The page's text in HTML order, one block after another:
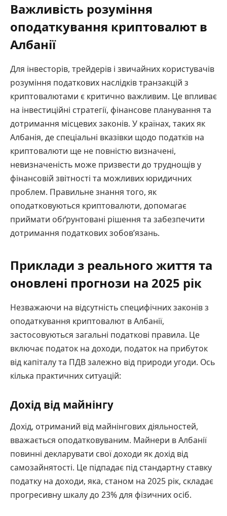
Важливість розуміння
оподаткування криптовалют в
Албанії
Для інвесторів, трейдерів і звичайних користувачів
розуміння податкових наслідків транзакцій з
криптовалютами є критично важливим. Це впливає
на інвестиційні стратегії, фінансове планування та
дотримання місцевих законів. У країнах, таких як
Албанія, де спеціальні вказівки щодо податків на
криптовалюти ще не повністю визначені,
невизначеність може призвести до труднощів у
фінансовій звітності та можливих юридичних
проблем. Правильне знання того, як
оподатковуються криптовалюти, допомагає
приймати обґрунтовані рішення та забезпечити
дотримання податкових зобов’язань.
Приклади з реального життя та
оновлені прогнози на 2025 рік
Незважаючи на відсутність специфічних законів з
оподаткування криптовалют в Албанії,
застосовуються загальні податкові правила. Це
включає податок на доходи, податок на прибуток
від капіталу та ПДВ залежно від природи угоди. Ось
кілька практичних ситуацій:
Дохід від майнінгу
Дохід, отриманий від майнінгових діяльностей,
вважається оподатковуваним. Майнери в Албанії
повинні декларувати свої доходи як дохід від
самозайнятості. Це підпадає під стандартну ставку
податку на доходи, яка, станом на 2025 рік, складає
прогресивну шкалу до 23% для фізичних осіб.